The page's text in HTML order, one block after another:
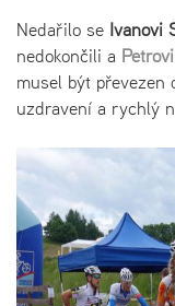
Nedařilo se Ivanovi
nedokončili a
musel být převezen
uzdravení a rychlý